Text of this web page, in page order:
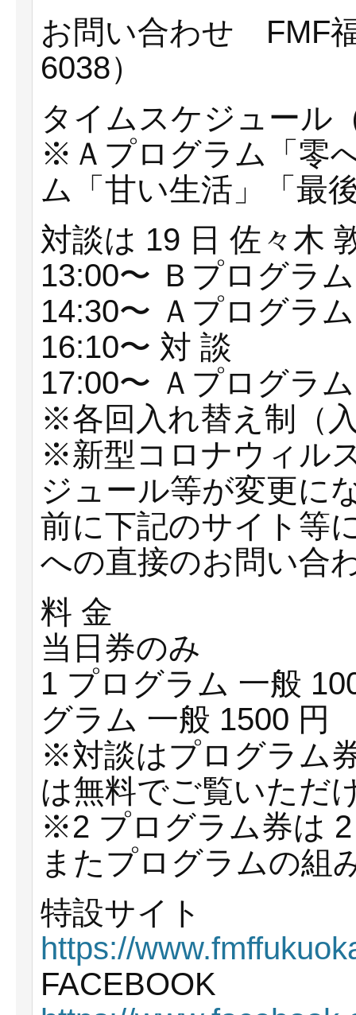
お問い合わせ FMF
6038）
タイムスケジュール
※Ａプログラム「零
ム「⽢い⽣活」「最
対談は 19 ⽇ 佐々⽊
13:00〜 Ｂプログラム
14:30〜 Ａプログラム
16:10〜 対 談
17:00〜 Ａプログラム
※各回⼊れ替え制（
※新型コロナウィル
ジュール等が変更に
前に下記のサイト等
への直接のお問い合
料 ⾦
当日券のみ
1 プログラム ⼀般
グラム ⼀般 1500
※対談はプログラム
は無料でご覧いただ
※2 プログラム券は
またプログラムの組
特設サイト
https://
FACEBOOK